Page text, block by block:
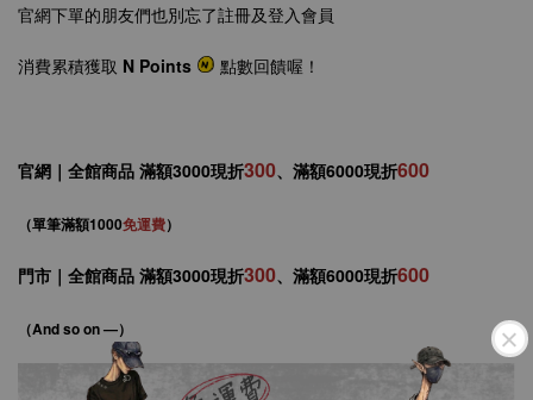
官網下單的朋友們也別忘了註冊及登入會員
消費累積獲取 N Points 點數回饋喔！
官網｜全館商品 滿額3000現折300、 滿額6000現折600
（單筆滿額1000免運費）
門市｜ 全館商品 滿額3000現折300、 滿額6000現折600
（And so on —）